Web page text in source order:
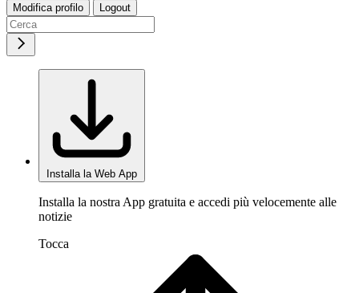
Modifica profilo Logout
Installa la Web App
Installa la nostra App gratuita e accedi più velocemente alle
notizie
Tocca